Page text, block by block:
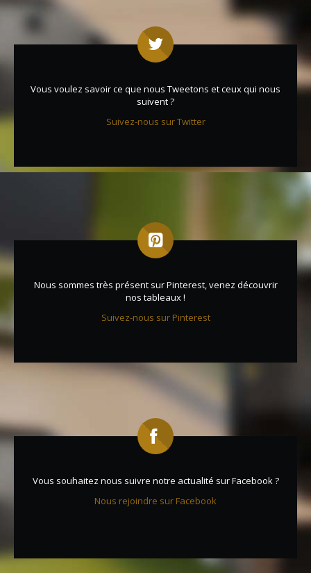
Vous voulez savoir ce que nous Tweetons et ceux qui nous
suivent ?
Suivez-nous sur Twitter
Nous sommes très présent sur Pinterest, venez découvrir
nos tableaux !
Suivez-nous sur Pinterest
Vous souhaitez nous suivre notre actualité sur Facebook ?
Nous rejoindre sur Facebook